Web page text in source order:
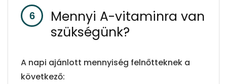
Mennyi A-vitaminra van
szükségünk?
A napi ajánlott mennyiség felnőtteknek a
következő: